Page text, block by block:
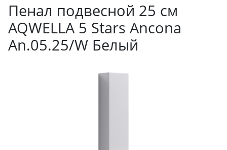
Пенал подвесной 25 см
AQWELLA 5 Stars Ancona
An.05.25/W Белый